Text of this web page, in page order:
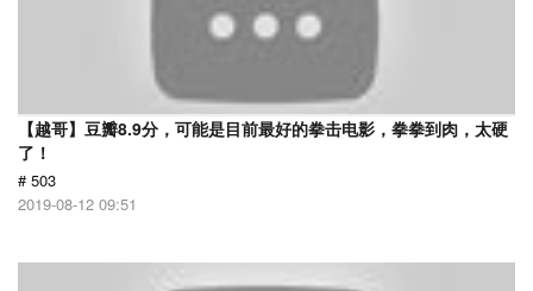
【越哥】豆瓣8.9分，可能是目前最好的拳击电影，拳拳到肉，太硬
了！
# 503
2019-08-12 09:51